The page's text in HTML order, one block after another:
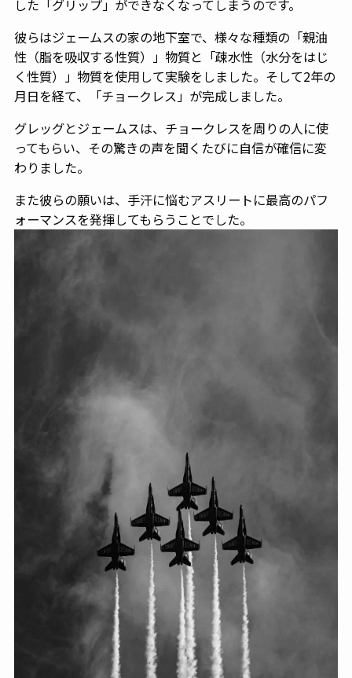
した「グリップ」ができなくなってしまうのです。
彼らはジェームスの家の地下室で、様々な種類の「親油
性（脂を吸収する性質）」物質と「疎水性（水分をはじ
く性質）」物質を使用して実験をしました。そして2年の
月日を経て、「チョークレス」が完成しました。
グレッグとジェームスは、チョークレスを周りの人に使
ってもらい、その驚きの声を聞くたびに自信が確信に変
わりました。
また彼らの願いは、手汗に悩むアスリートに最高のパフ
ォーマンスを発揮してもらうことでした。